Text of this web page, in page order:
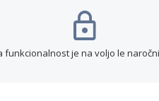
funkcionalnost je na voljo le